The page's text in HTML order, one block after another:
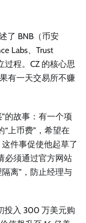
了 BNB（币安
Labs、Trust
过程。CZ 的核心思
有一天交易所不赚
的故事：有一个项
上币费”，希望在
件事促使他起草了
必须通过官方网站
离”，防止经理与
投入 300 万美元购